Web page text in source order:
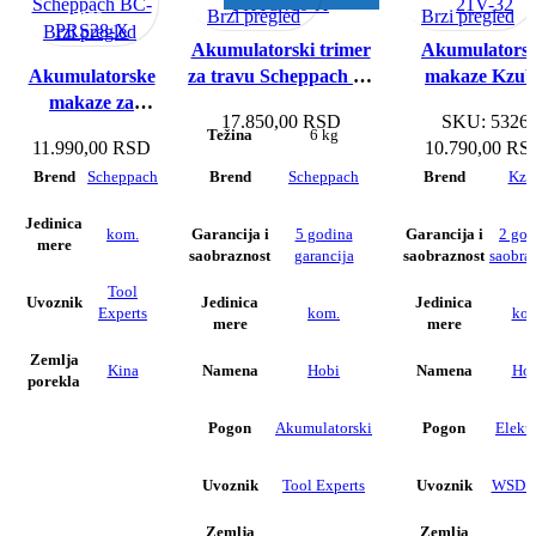
Akumulatorske
makaze za
Scheppach BC-
PRS28-X
11.990,00 RSD
Brend Scheppach
Jedinica
mere
kom.
Uvoznik
Tool
Experts
Zemlja
porekla
Kina
nas
Brzi pregled
Akumulatorski trimer
za travu Scheppach C-
17.850,00 RSD
Težina 6 kg
Brend Scheppach
Garancija i
saobraznost
5 godina
garancija
Jedinica
mere
kom.
Namena Hobi
Pogon Akumulatorski
Uvoznik Tool Experts
Zemlja
Brzi pregled
makaze
SKU: 5326
10.790,00
Brend
Garancija i
saobraznost
2
Jedinica
mere
Namena
Pogon
Uvoznik WSD
Zemlja
Brzi pregled